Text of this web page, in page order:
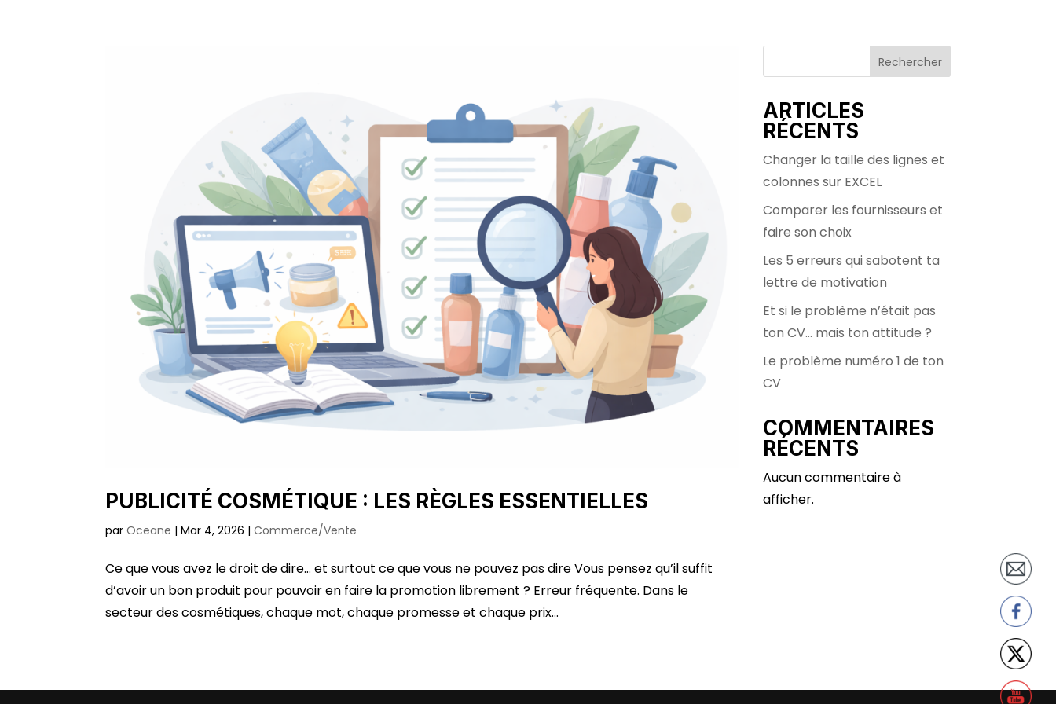
PUBLICITÉ COSMÉTIQUE : LES RÈGLES ESSENTIELLES
parOceane |Mar 4, 2026 |Commerce/Vente
Ce que vous avez le droit de dire… et surtout ce que vous ne pouvez pas dire Vous pensez qu’il suffit
d’avoir un bon produit pour pouvoir en faire la promotion librement ? Erreur fréquente. Dans le
secteur des cosmétiques, chaque mot, chaque promesse et chaque prix...
Rechercher
ARTICLES
RÉCENTS
Changer la taille des lignes et
colonnes sur EXCEL
Comparer les fournisseurs et
faire son choix
Les 5 erreurs qui sabotent ta
lettre de motivation
Et si le problème n’était pas
ton CV… mais ton attitude ?
Le problème numéro 1 de ton
CV
COMMENTAIRES
RÉCENTS
Aucun commentaire à
afficher.